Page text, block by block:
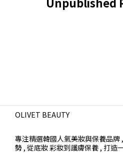
OLIVET BEAUTY
專注精選韓國人氣美妝與保養品
勢 , 從底妝 彩妝到護膚保養 , 打造